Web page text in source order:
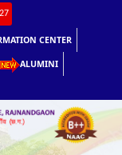
CENTER
ALUMINI